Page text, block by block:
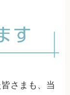
止のため正
具体的な注
さまも、当